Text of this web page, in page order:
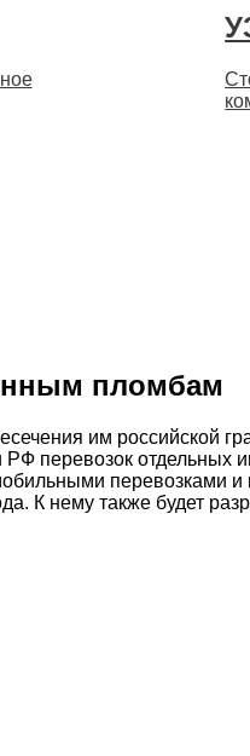
пломбам
им российской
перевозок отдельных
перевозками
К нему также будет